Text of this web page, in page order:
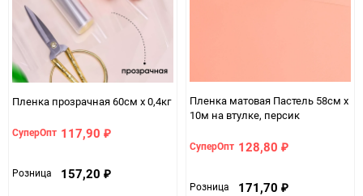
Пленка прозрачная 60см x 0,4кг
СуперОпт 117,90 ₽
Розница 157,20 ₽
Пленка матовая Пастель 58см х
10м на втулке, персик
СуперОпт 128,80 ₽
Розница 171,70 ₽